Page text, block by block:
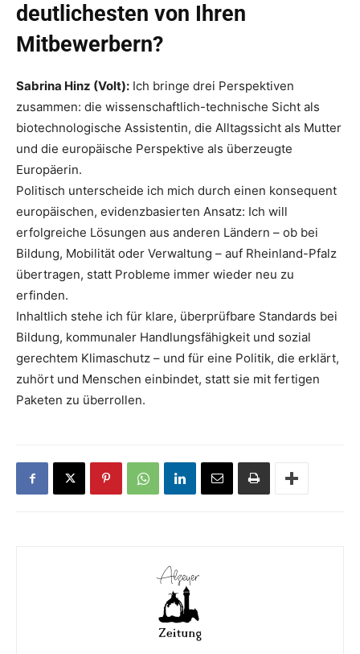
deutlichesten von Ihren
Mitbewerbern?
Sabrina Hinz (Volt): Ich bringe drei Perspektiven
zusammen: die wissenschaftlich-technische Sicht als
biotechnologische Assistentin, die Alltagssicht als Mutter
und die europäische Perspektive als überzeugte
Europäerin.
Politisch unterscheide ich mich durch einen konsequent
europäischen, evidenzbasierten Ansatz: Ich will
erfolgreiche Lösungen aus anderen Ländern – ob bei
Bildung, Mobilität oder Verwaltung – auf Rheinland-Pfalz
übertragen, statt Probleme immer wieder neu zu
erfinden.
Inhaltlich stehe ich für klare, überprüfbare Standards bei
Bildung, kommunaler Handlungsfähigkeit und sozial
gerechtem Klimaschutz – und für eine Politik, die erklärt,
zuhört und Menschen einbindet, statt sie mit fertigen
Paketen zu überrollen.